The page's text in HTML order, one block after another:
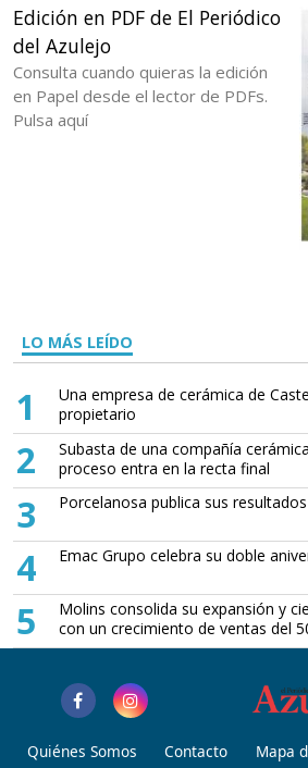
Edición en PDF de El Periódico
del Azulejo
Consulta cuando quieras la edición
en Papel desde el lector de PDFs.
Pulsa aquí
LO MÁS LEÍDO
1
Una empresa de cerámica de
propietario
2
Subasta de una compañía
proceso entra en la recta final
3 Porcelanosa publica sus
4 Emac Grupo celebra su doble
5
Molins consolida su expansión y
con un crecimiento de ventas del
Quiénes Somos Contacto Mapa